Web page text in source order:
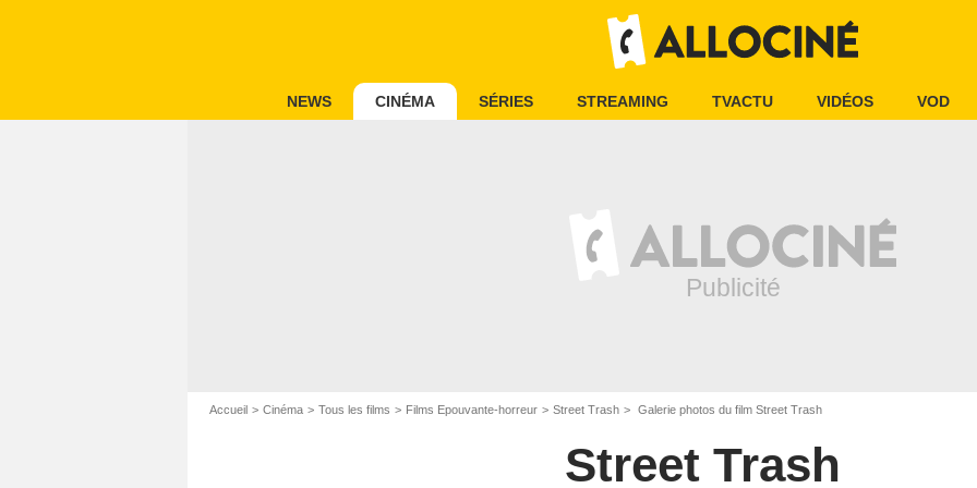
NEWS CINÉMA SÉRIES STREAMING TVACTU VIDÉOS VOD
Accueil Cinéma Tous les films Films Epouvante-horreur Street Trash Galerie photos du film Street Trash
Street Trash